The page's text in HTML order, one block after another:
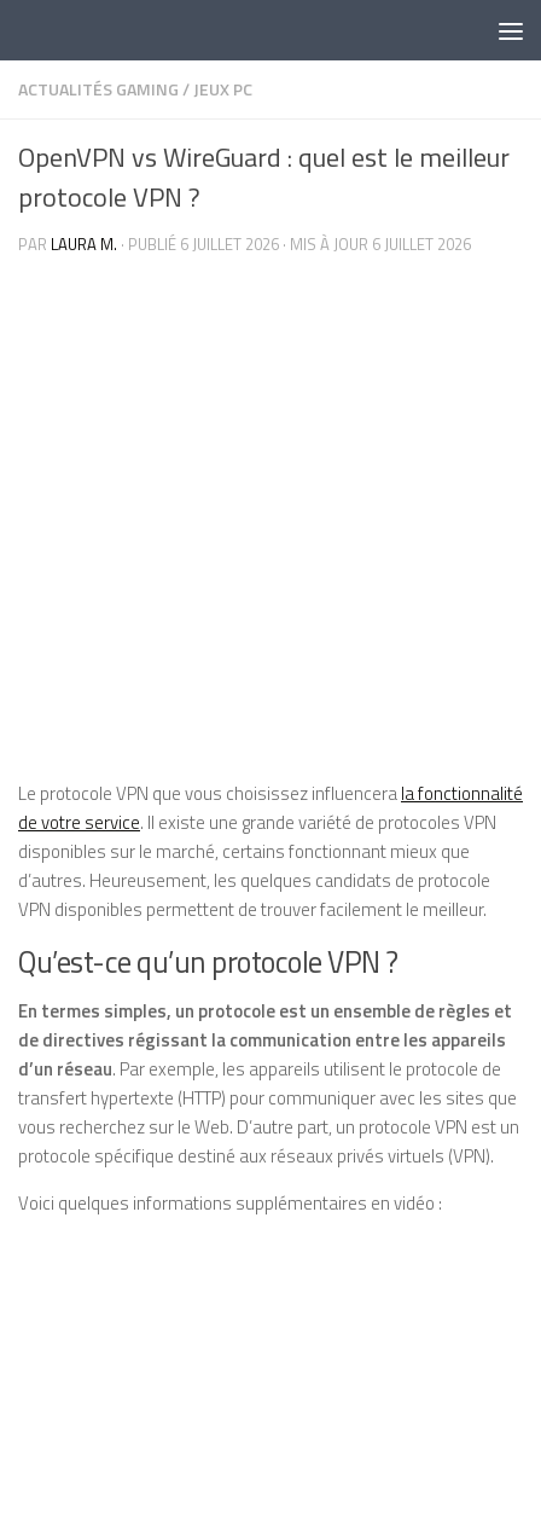
ACTUALITÉS GAMING/JEUX PC
OpenVPN vs WireGuard : quel est le meilleur
protocole VPN ?
PAR LAURA M. · PUBLIÉ 6 JUILLET 2026 · MIS À JOUR 6 JUILLET 2026
Le protocole VPN que vous choisissez influencerala fonctionnalité
de votre service. Il existe une grande variété de protocoles VPN
disponibles sur le marché, certains fonctionnant mieux que
d’autres. Heureusement, les quelques candidats de protocole
VPN disponibles permettent de trouver facilement le meilleur.
Qu’est-ce qu’un protocole VPN ?
En termes simples, un protocole est un ensemble de règles et
de directives régissant la communication entre les appareils
d’un réseau. Par exemple, les appareils utilisent le protocole de
transfert hypertexte (HTTP) pour communiquer avec les sites que
vous recherchez sur le Web. D’autre part, un protocole VPN est un
protocole spécifique destiné aux réseaux privés virtuels (VPN).
Voici quelques informations supplémentaires en vidéo :